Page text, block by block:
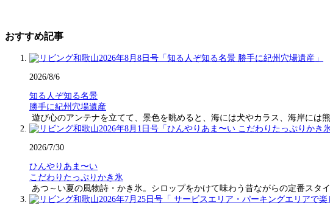
おすすめ記事
2026/8/6
知る人ぞ知る名景
勝手に紀州穴場遺産
遊び心のアンテナを立てて、景色を眺めると、海には犬やカラス、海岸には
2026/7/30
ひんやりあま〜い
こだわりたっぷりかき氷
あつ～い夏の風物詩・かき氷。シロップをかけて味わう昔ながらの定番スタ